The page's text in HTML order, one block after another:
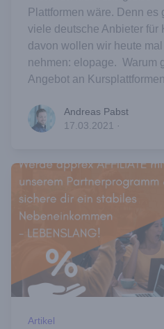
Plattformen wäre. Denn es
viele deutsche Anbieter für
davon wollen wir heute
nehmen: elopage. Warum
Angebot an
Andreas Pabst
Andreas Pabst
17.03.2021 ·
Artikel